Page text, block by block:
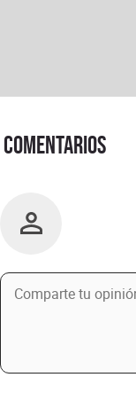
Comentarios